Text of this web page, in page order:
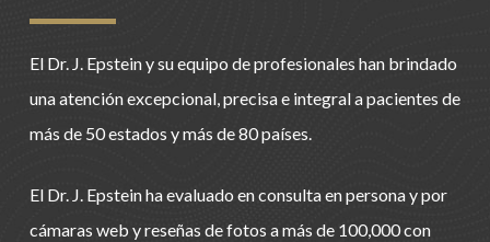
El Dr. J. Epstein y su equipo de profesionales han brindado
una atención excepcional, precisa e integral a pacientes de
más de 50 estados y más de 80 países.
El Dr. J. Epstein ha evaluado en consulta en persona y por
cámaras web y reseñas de fotos a más de 100,000 con